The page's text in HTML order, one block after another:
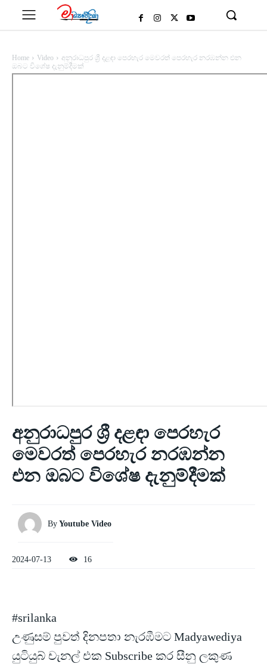
Home Video
අනුරාධපුර ශ්‍රී දළඳා පෙරහැර මෙවරත් පෙරහැර නරඹන්න එන
ඔබට විශේෂ දැනුම්දීමක්
අනුරාධපුර ශ්‍රී දළඳා පෙරහැර
මෙවරත් පෙරහැර නරඹන්න
එන ඔබට විශේෂ දැනුම්දීමක්
By Youtube Video
2024-07-13 16
#srilanka
උණුසම් පුවත් දිනපතා නැරඹීමට Madyawediya
යුටියුබ් චැනල් එක Subscribe කර සීනු ලකුණ